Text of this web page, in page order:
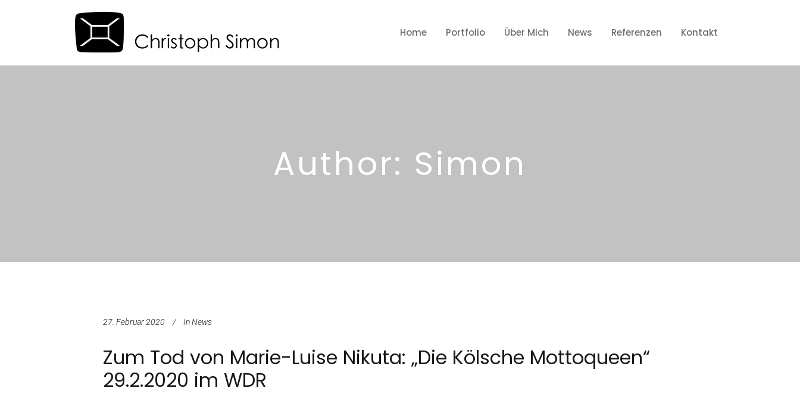
Home Portfolio Über Mich News Referenzen Kontakt
Author: Simon
27. Februar 2020 InNews
Zum Tod von Marie-Luise Nikuta: „Die Kölsche Mottoqueen“
29.2.2020 im WDR